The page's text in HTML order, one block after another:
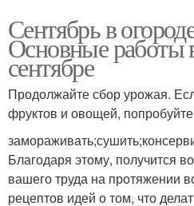
Сентябрь в
Основные работы
сентябре
Продолжайте сбор урожая.
фруктов и овощей,
Благодаря этому, получится
вашего труда на протяжении
рецептов идей о том, что